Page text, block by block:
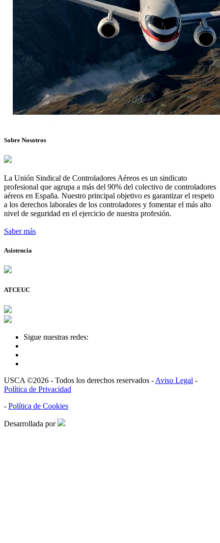
Sobre Nosotros
La Unión Sindical de Controladores Aéreos es un sindicato
profesional que agrupa a más del 90% del colectivo de controladores
aéreos en España. Nuestro principal objetivo es garantizar el respeto
a los derechos laborales de los controladores y fomentar el más alto
nivel de seguridad en el ejercicio de nuestra profesión.
Saber más
Asistencia
ATCEUC
Sigue nuestras redes:
USCA ©2026 - Todos los derechos reservados - Aviso Legal -
Política de Privacidad
- Política de Cookies
Desarrollada por